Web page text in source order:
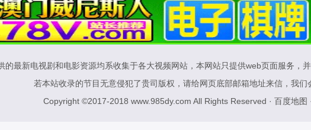
的最新电视剧和电影资源均系收集于各大视频网站，本网站只提供web页面服务，
若本站收录的节目无意侵犯了贵司版权，请给网页底部邮箱地址来信，我
Copyright ©2017-2018 www.985dy.com All Rights Reserved · 百度地图 ·